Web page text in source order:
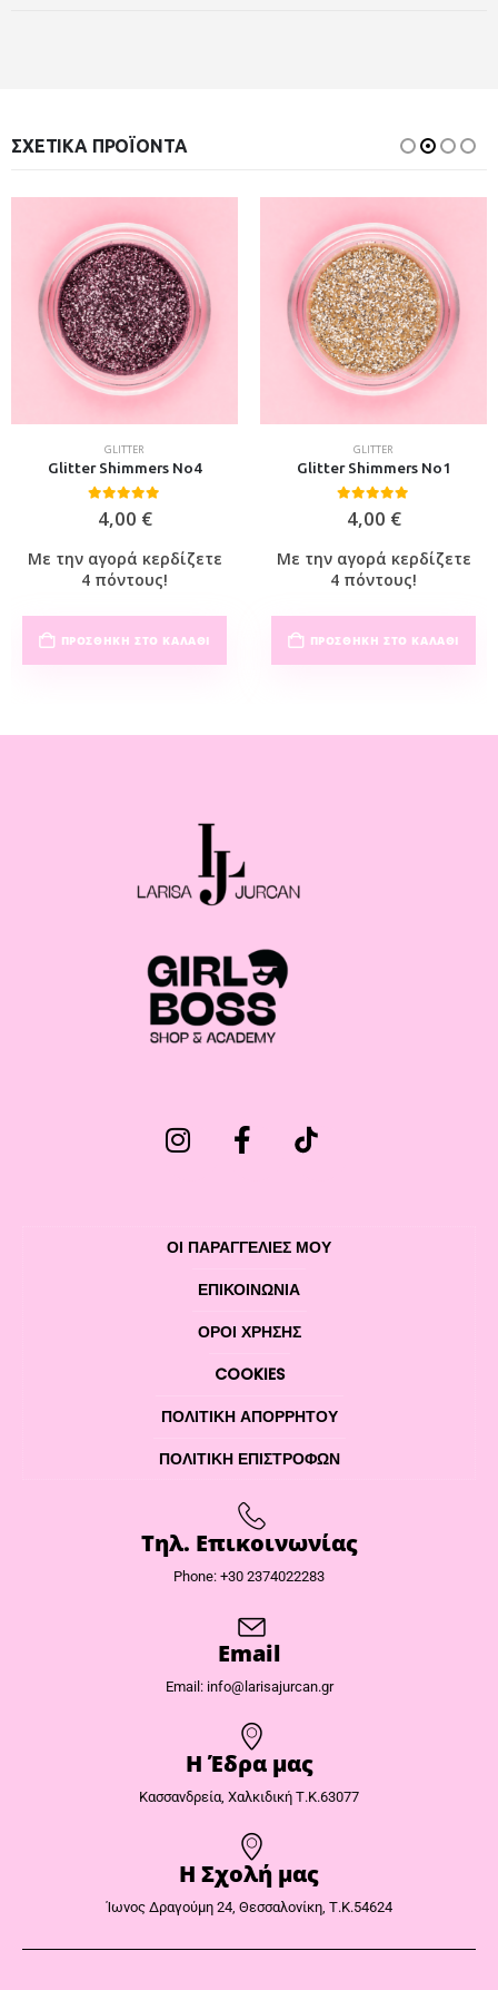
ΣΧΕΤΙΚΆ ΠΡΟΪΌΝΤΑ
GLITTER
Glitter Shimmers No4
out of 5
4,00 €
Με την αγορά κερδίζετε
4 πόντους!
ΠΡΟΣΘΉΚΗ ΣΤΟ ΚΑΛΆΘΙ
GLITTER
Glitter Shimmers No1
out of 5
4,00 €
Με την αγορά κερδίζετε
4 πόντους!
ΠΡΟΣΘΉΚΗ ΣΤΟ ΚΑΛΆΘΙ
ΟΙ ΠΑΡΑΓΓΕΛΙΕΣ ΜΟΥ
ΕΠΙΚΟΙΝΩΝΊΑ
ΌΡΟΙ ΧΡΉΣΗΣ
COOKIES
ΠΟΛΙΤΙΚΉ ΑΠΟΡΡΉΤΟΥ
ΠΟΛΙΤΙΚΉ ΕΠΙΣΤΡΟΦΏΝ
Τηλ. Επικοινωνίας
Phone: +30 2374022283
Email
Email: info@larisajurcan.gr
Η Έδρα μας​
Κασσανδρεία, Χαλκιδική Τ.Κ.63077
Η Σχολή μας
Ίωνος Δραγούμη 24, Θεσσαλονίκη, Τ.Κ.54624